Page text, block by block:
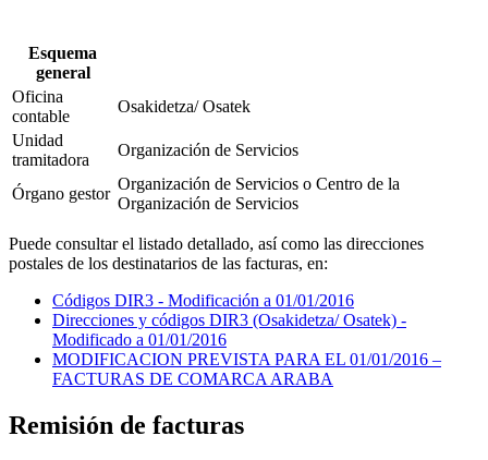
Esquema
general
Oficina
contable
Osakidetza/ Osatek
Unidad
tramitadora
Organización de Servicios
Órgano gestor
Organización de Servicios o Centro de la
Organización de Servicios
Puede consultar el listado detallado, así como las direcciones
postales de los destinatarios de las facturas, en:
Códigos DIR3 - Modificación a 01/01/2016
Direcciones y códigos DIR3 (Osakidetza/ Osatek) -
Modificado a 01/01/2016
MODIFICACION PREVISTA PARA EL 01/01/2016 –
FACTURAS DE COMARCA ARABA
Remisión de facturas